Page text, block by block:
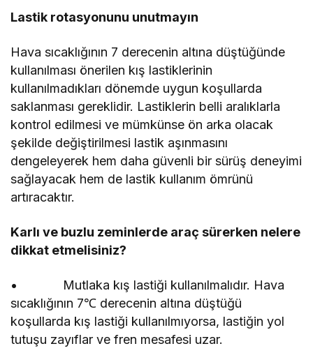
Lastik rotasyonunu unutmayın
Hava sıcaklığının 7 derecenin altına düştüğünde
kullanılması önerilen kış lastiklerinin
kullanılmadıkları dönemde uygun koşullarda
saklanması gereklidir. Lastiklerin belli aralıklarla
kontrol edilmesi ve mümkünse ön arka olacak
şekilde değiştirilmesi lastik aşınmasını
dengeleyerek hem daha güvenli bir sürüş deneyimi
sağlayacak hem de lastik kullanım ömrünü
artıracaktır.
Karlı ve buzlu zeminlerde araç sürerken nelere
dikkat etmelisiniz?
• Mutlaka kış lastiği kullanılmalıdır. Hava
sıcaklığının 7℃ derecenin altına düştüğü
koşullarda kış lastiği kullanılmıyorsa, lastiğin yol
tutuşu zayıflar ve fren mesafesi uzar.